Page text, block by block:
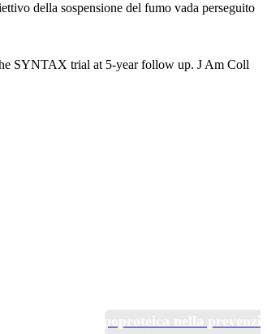
della sospensione del fumo vada perseguito
SYNTAX trial at 5-year follow up. J Am Coll